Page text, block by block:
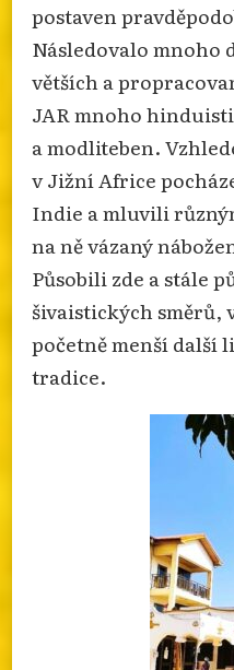
postaven
Následovalo mnoho
větších a
JAR mnoho
a modliteben.
v Jižní Africe
Indie a mluvili
na ně vázaný
Působili zde a stále
šivaistických směrů,
početně menší další
tradice.